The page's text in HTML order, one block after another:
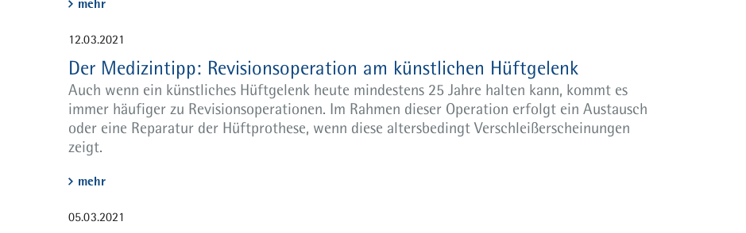
mehr
12.03.2021
Der Medizintipp: Revisionsoperation am künstlichen Hüftgelenk
Auch wenn ein künstliches Hüftgelenk heute mindestens 25 Jahre halten kann, kommt es
immer häufiger zu Revisionsoperationen. Im Rahmen dieser Operation erfolgt ein Austausch
oder eine Reparatur der Hüftprothese, wenn diese altersbedingt Verschleißerscheinungen
zeigt.
mehr
05.03.2021